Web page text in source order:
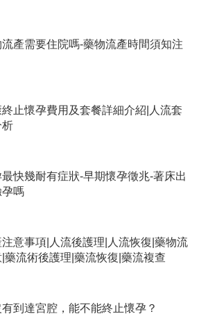
產需要住院嗎-藥物流產時間須知注
止懷孕費用及套餐詳細介紹|人流套
析
快幾耐有症狀-早期懷孕徵兆-著床出
孕嗎
意事項|人流後護理|人流恢復|藥物流
藥流術後護理|藥流恢復|藥流複查
到達宮腔，能不能終止懷孕？